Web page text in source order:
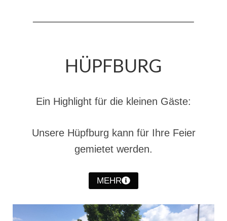
Christkindwiegen 2022
Christkindwiegen 2019
Christkindwiegen 2017
Christkindwiegen 2016
Jahreskonzert 2017
Jahreskonzert 2019
Benefizkonzert 2021
HÜPFBURG
Ein Highlight für die kleinen Gäste:
Unsere Hüpfburg kann für Ihre Feier
gemietet werden.
MEHR